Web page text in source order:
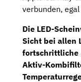
verbunden,
Die LED-
Sicht bei allen
fortschrittliche
Aktiv-